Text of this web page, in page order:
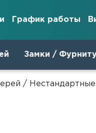
График работы
Замки /
/ Нестандартные